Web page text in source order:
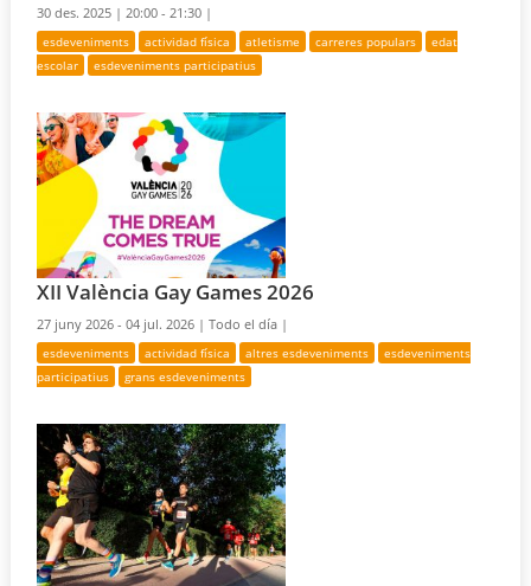
30 des. 2025 |20:00 - 21:30 |
esdeveniments actividad física atletisme carreres populars
edat
escolar
esdeveniments participatius
XII València Gay Games 2026
27 juny 2026 - 04 jul. 2026 |Todo el día |
esdeveniments actividad física altres esdeveniments
esdeveniments
participatius
grans esdeveniments